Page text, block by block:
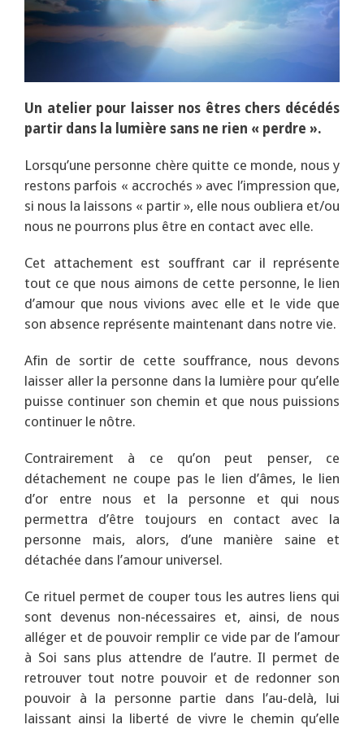
Un atelier pour laisser nos êtres chers décédés
partir dans la lumière sans ne rien « perdre ».
Lorsqu’une personne chère quitte ce monde, nous y
restons parfois « accrochés » avec l’impression que,
si nous la laissons « partir », elle nous oubliera et/ou
nous ne pourrons plus être en contact avec elle.
Cet attachement est souffrant car il représente
tout ce que nous aimons de cette personne, le lien
d’amour que nous vivions avec elle et le vide que
son absence représente maintenant dans notre vie.
Afin de sortir de cette souffrance, nous devons
laisser aller la personne dans la lumière pour qu’elle
puisse continuer son chemin et que nous puissions
continuer le nôtre.
Contrairement à ce qu’on peut penser, ce
détachement ne coupe pas le lien d’âmes, le lien
d’or entre nous et la personne et qui nous
permettra d’être toujours en contact avec la
personne mais, alors, d’une manière saine et
détachée dans l’amour universel.
Ce rituel permet de couper tous les autres liens qui
sont devenus non-nécessaires et, ainsi, de nous
alléger et de pouvoir remplir ce vide par de l’amour
à Soi sans plus attendre de l’autre. Il permet de
retrouver tout notre pouvoir et de redonner son
pouvoir à la personne partie dans l’au-delà, lui
laissant ainsi la liberté de vivre le chemin qu’elle